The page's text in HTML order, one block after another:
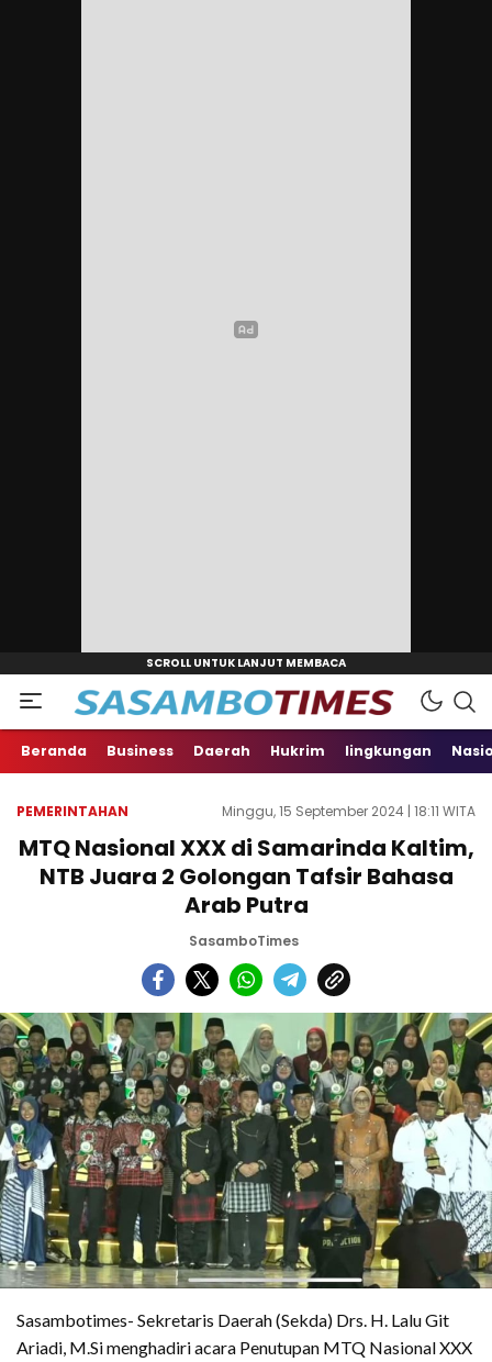
Beranda Business Daerah Hukrim lingkungan
PEMERINTAHAN Minggu, 15 September 2024 | 18:11 WITA
MTQ Nasional XXX di Samarinda Kaltim,
NTB Juara 2 Golongan Tafsir Bahasa
Arab Putra
SasamboTimes
Sasambotimes- Sekretaris Daerah (Sekda) Drs. H. Lalu Git
Ariadi, M.Si menghadiri acara Penutupan MTQ Nasional XXX